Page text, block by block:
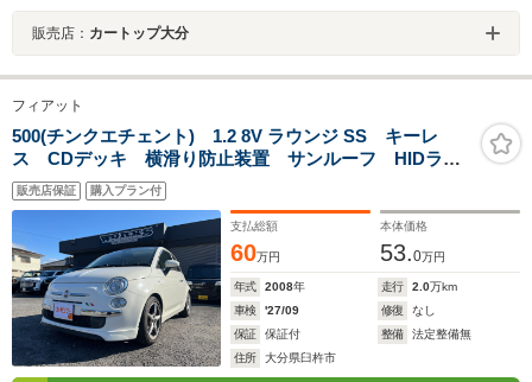
販売店： カートップ大分
フィアット
500(チンクエチェント) 1.2 8V ラウンジ SS キーレ
ス CDデッキ 横滑り防止装置 サンルーフ HIDライ
ト エアコン パワステ パワーウインドウ Wエアバ
ッグ
販売店保証 購入プラン付
支払総額
60万円
本体価格
53.0万円
年式 2008年 走行 2.0万km
車検
'27/09 修復
なし
保証
保証付 整備
法定整備無
住所
大分県臼杵市